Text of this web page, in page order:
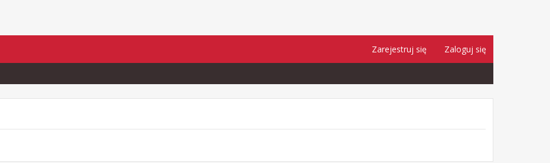
Zaloguj się
Zarejestruj się